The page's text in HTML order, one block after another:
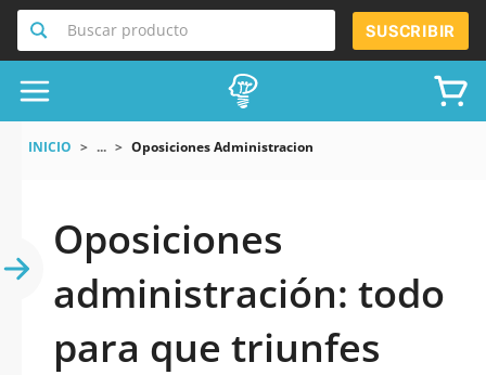
Buscar producto SUSCRIBIR
INICIO ... Oposiciones Administracion
Oposiciones
administración: todo
para que triunfes